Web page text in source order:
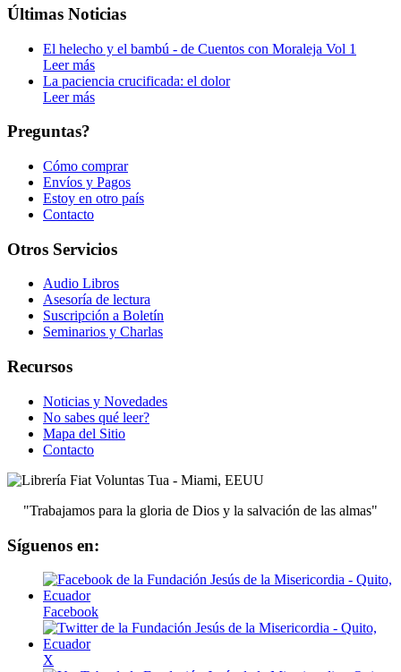
Últimas Noticias
El helecho y el bambú - de Cuentos con Moraleja Vol 1
Leer más
La paciencia crucificada: el dolor
Leer más
Preguntas?
Cómo comprar
Envíos y Pagos
Estoy en otro país
Contacto
Otros Servicios
Audio Libros
Asesoría de lectura
Suscripción a Boletín
Seminarios y Charlas
Recursos
Noticias y Novedades
No sabes qué leer?
Mapa del Sitio
Contacto
"Trabajamos para la gloria de Dios y la salvación de las almas"
Síguenos en:
Facebook
X